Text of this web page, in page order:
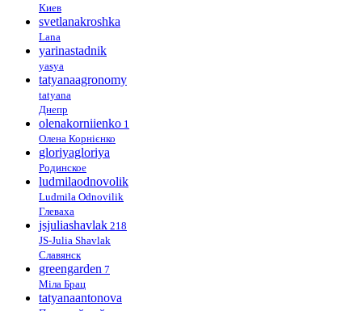
Киев
svetlanakroshka
Lana
yarinastadnik
yasya
tatyanaagronomy
tatyana
Днепр
olenakorniienko 1
Олена Корнієнко
gloriyagloriya
Родинское
ludmilaodnovolik
Ludmila Odnovilik
Глеваха
jsjuliashavlak 218
JS-Julia Shavlak
Славянск
greengarden 7
Міла Брац
tatyanaantonova